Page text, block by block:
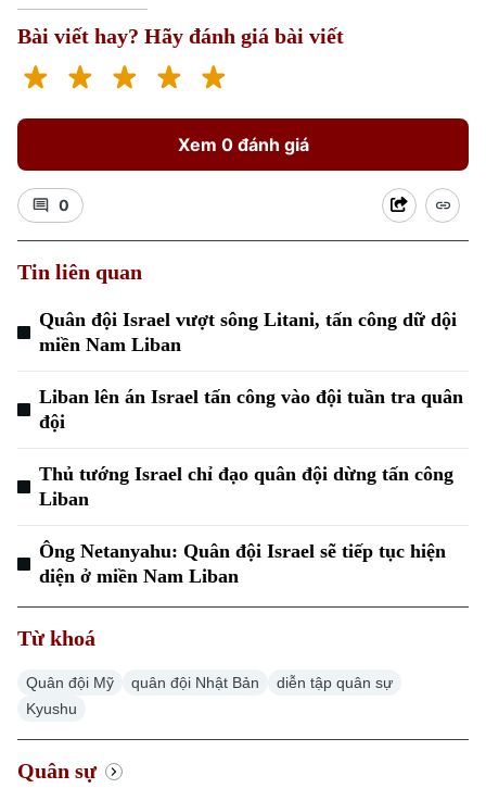
Xu hướng
Bài viết hay? Hãy đánh giá bài viết
Xem 0 đánh giá
0
Tin liên quan
Quân đội Israel vượt sông Litani, tấn công dữ dội
miền Nam Liban
Liban lên án Israel tấn công vào đội tuần tra quân
đội
Thủ tướng Israel chỉ đạo quân đội dừng tấn công
Liban
Ông Netanyahu: Quân đội Israel sẽ tiếp tục hiện
diện ở miền Nam Liban
Từ khoá
Quân đội Mỹ quân đội Nhật Bản
diễn tập quân sự
Kyushu
Quân sự